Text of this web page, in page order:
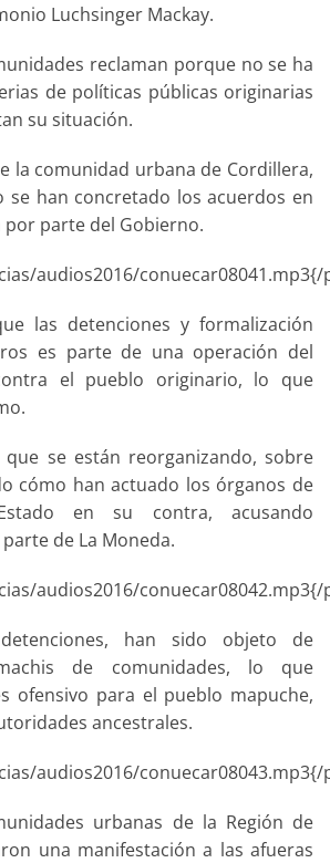
Luchsinger Mackay.
reclaman porque no se ha
de políticas públicas originarias
su situación.
la comunidad urbana de Cordillera,
se han concretado los acuerdos en
parte del Gobierno.
audios2016/conuecar08041.mp3{/
las detenciones y formalización
es parte de una operación del
el pueblo originario, lo que
que se están reorganizando, sobre
cómo han actuado los órganos de
en su contra, acusando
de La Moneda.
audios2016/conuecar08042.mp3{/
han sido objeto de
de comunidades, lo que
ofensivo para el pueblo mapuche,
ancestrales.
audios2016/conuecar08043.mp3{/
urbanas de la Región de
una manifestación a las afueras